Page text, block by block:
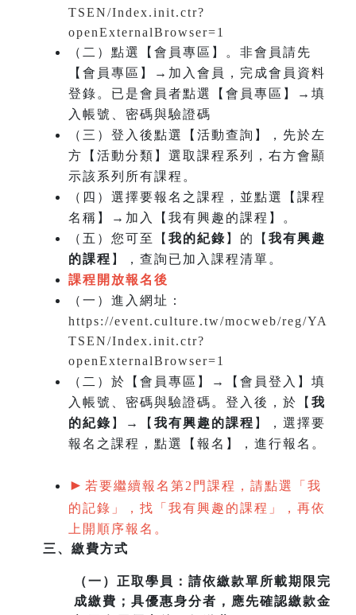
TSEN/Index.init.ctr?
openExternalBrowser=1
（二）點選【會員專區】。非會員請先
【會員專區】→加入會員，完成會員資料
登錄。已是會員者點選【會員專區】→填
入帳號、密碼與驗證碼
（三）登入後點選【活動查詢】，先於左
方【活動分類】選取課程系列，右方會顯
示該系列所有課程。
（四）選擇要報名之課程，並點選【課程
名稱】→加入【我有興趣的課程】。
（五）您可至【 我的紀錄 】的【 我有興趣
的課程 】，查詢已加入課程清單。
課程開放報名後
（一） 進入網址：
https://event.culture.tw/mocweb/reg/YA
TSEN/Index.init.ctr?
openExternalBrowser=1
（二）於【會員專區】→【會員登入】填
入帳號、密碼與驗證碼。登入後，於【 我
的紀錄 】→【 我有興趣的課程 】，選擇要
報名之課程，點選【報名】，進行報名。
► 若要繼續報名第2門課程，請點選「我
的記錄」，找「我有興趣的課程」，再依
上開順序報名。
三、繳費方式
（一） 正取學員：請依繳款單所載期限完
成繳費；具優惠身分者，應先確認繳款金